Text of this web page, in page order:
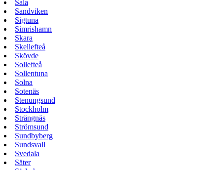
Sala
Sandviken
Sigtuna
Simrishamn
Skara
Skellefteå
Skövde
Sollefteå
Sollentuna
Solna
Sotenäs
Stenungsund
Stockholm
Strängnäs
Strömsund
Sundbyberg
Sundsvall
Svedala
Säter